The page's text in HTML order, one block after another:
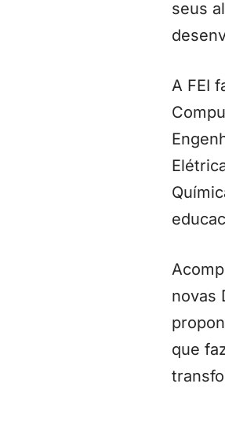
seus
A FEI
novas
que